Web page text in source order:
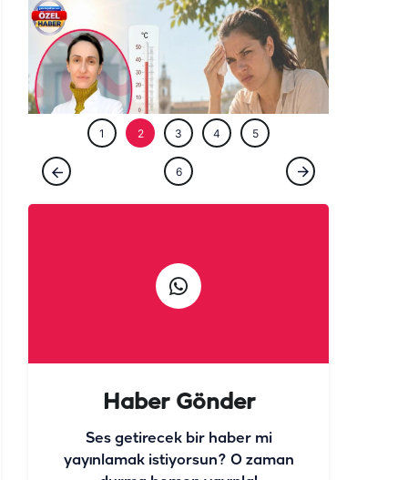
ÖZEL HABER
Şanlıurfa'da neden herkes bu kadar
1 2 3 4 5
6
Haber Gönder
Ses getirecek bir haber mi
yayınlamak istiyorsun? O zaman